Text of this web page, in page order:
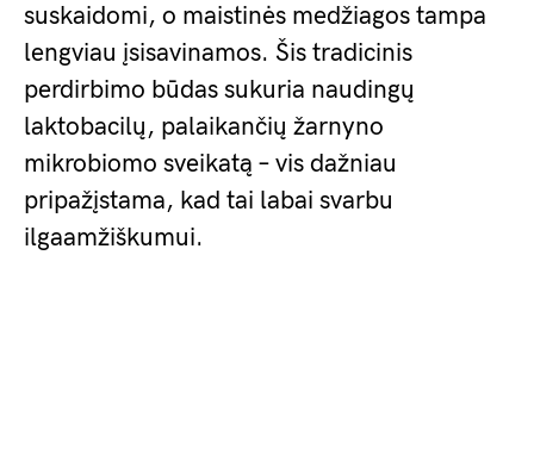
suskaidomi, o maistinės medžiagos tampa
lengviau įsisavinamos. Šis tradicinis
perdirbimo būdas sukuria naudingų
laktobacilų, palaikančių žarnyno
mikrobiomo sveikatą – vis dažniau
pripažįstama, kad tai labai svarbu
ilgaamžiškumui.